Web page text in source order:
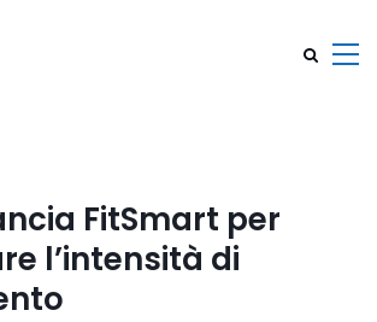
FitSmart per
l’intensità di